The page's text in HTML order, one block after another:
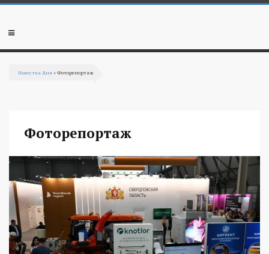
Перейти к основному содержанию
Мобильное
Повестка Дня » Фоторепортаж
Фоторепортаж